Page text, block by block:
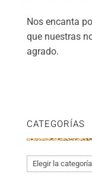
Nos encanta
que nuestras
agrado.
CATEGORÍAS
Categorías